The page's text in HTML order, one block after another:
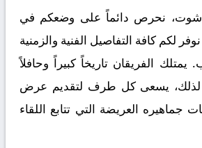
شوت، نحرص دائماً على وضعكم في
لكم كافة التفاصيل الفنية والزمنية
يمتلك الفريقان تاريخاً كبيراً وحافلاً
لذلك، يسعى كل طرف لتقديم عرض
العريضة التي تتابع اللقاء